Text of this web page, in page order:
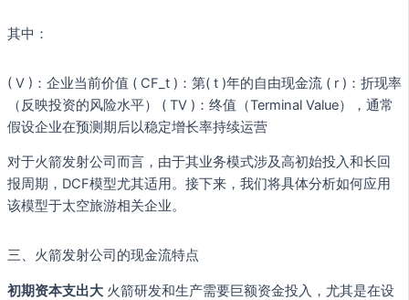
其中：
( V )：企业当前价值 ( CF_t )：第( t )年的自由现金流 ( r )：折现率
（反映投资的风险水平） ( TV )：终值（Terminal Value），通常
假设企业在预测期后以稳定增长率持续运营
对于火箭发射公司而言，由于其业务模式涉及高初始投入和长回
报周期，DCF模型尤其适用。接下来，我们将具体分析如何应用
该模型于太空旅游相关企业。
三、火箭发射公司的现金流特点
初期资本支出大 火箭研发和生产需要巨额资金投入，尤其是在设